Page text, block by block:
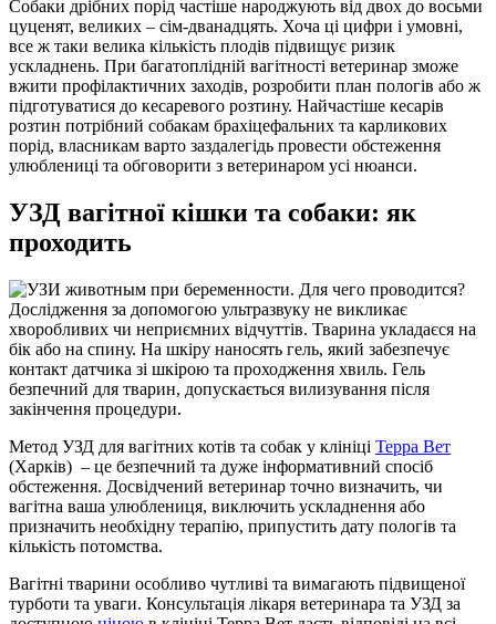
Собаки дрібних порід частіше народжують від двох до восьми
цуценят, великих – сім-дванадцять. Хоча ці цифри і умовні,
все ж таки велика кількість плодів підвищує ризик
ускладнень. При багатоплідній вагітності ветеринар зможе
вжити профілактичних заходів, розробити план пологів або ж
підготуватися до кесаревого розтину. Найчастіше кесарів
розтин потрібний собакам брахіцефальних та карликових
порід, власникам варто заздалегідь провести обстеження
улюблениці та обговорити з ветеринаром усі нюанси.
УЗД вагітної кішки та собаки: як
проходить
Дослідження за допомогою ультразвуку не викликає
хворобливих чи неприємних відчуттів. Тварина укладаєся на
бік або на спину. На шкіру наносять гель, який забезпечує
контакт датчика зі шкірою та проходження хвиль. Гель
безпечний для тварин, допускається вилизування після
закінчення процедури.
Метод УЗД для вагітних котів та собак у клініці Терра Вет
(Харків) – це безпечний та дуже інформативний спосіб
обстеження. Досвідчений ветеринар точно визначить, чи
вагітна ваша улюблениця, виключить ускладнення або
призначить необхідну терапію, припустить дату пологів та
кількість потомства.
Вагітні тварини особливо чутливі та вимагають підвищеної
турботи та уваги. Консультація лікаря ветеринара та УЗД за